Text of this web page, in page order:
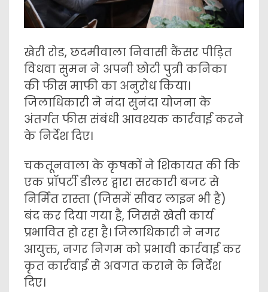
खेरी रोड, छदमीवाला निवासी कैंसर पीड़ित
विधवा सुमन ने अपनी छोटी पुत्री कनिका
की फीस माफी का अनुरोध किया।
जिलाधिकारी ने नंदा सुनंदा योजना के
अंतर्गत फीस संबंधी आवश्यक कार्रवाई करने
के निर्देश दिए।
चकतूनवाला के कृषकों ने शिकायत की कि
एक प्रॉपर्टी डीलर द्वारा सरकारी बजट से
निर्मित रास्ता (जिसमें सीवर लाइन भी है)
बंद कर दिया गया है, जिससे खेती कार्य
प्रभावित हो रहा है। जिलाधिकारी ने नगर
आयुक्त, नगर निगम को प्रभावी कार्रवाई कर
कृत कार्रवाई से अवगत कराने के निर्देश
दिए।